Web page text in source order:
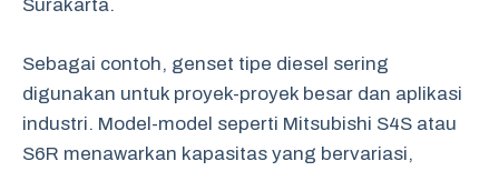
Surakarta.
Sebagai contoh, genset tipe diesel sering
digunakan untuk proyek-proyek besar dan aplikasi
industri. Model-model seperti Mitsubishi S4S atau
S6R menawarkan kapasitas yang bervariasi,